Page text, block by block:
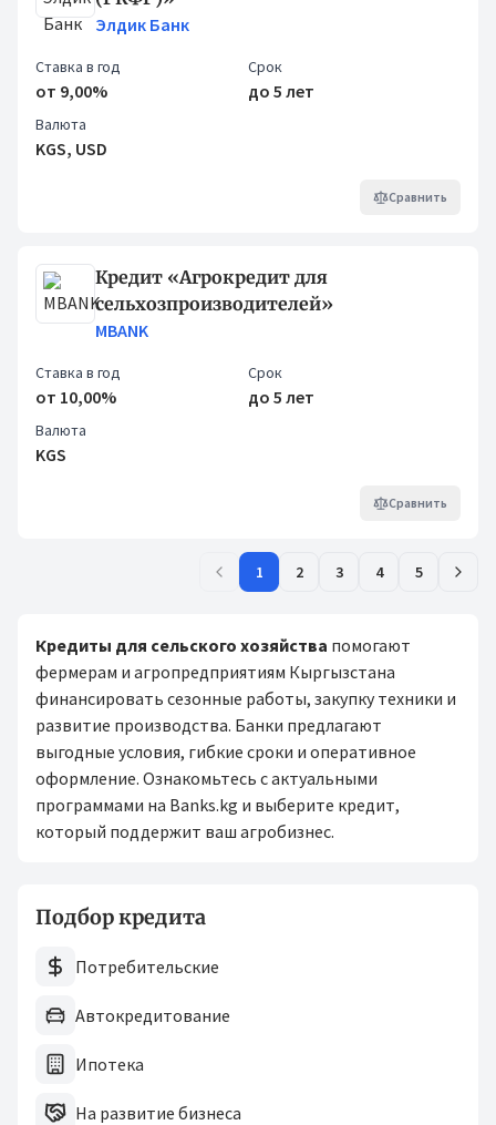
Элдик Банк
Ставка в год
от 9,00%
Срок
до 5 лет
Валюта
KGS, USD
Сравнить
Кредит «Агрокредит для
сельхозпроизводителей»
MBANK
Ставка в год
от 10,00%
Срок
до 5 лет
Валюта
KGS
Сравнить
1 2 3 4 5
Кредиты для сельского хозяйства помогают
фермерам и агропредприятиям Кыргызстана
финансировать сезонные работы, закупку техники и
развитие производства. Банки предлагают
выгодные условия, гибкие сроки и оперативное
оформление. Ознакомьтесь с актуальными
программами на Banks.kg и выберите кредит,
который поддержит ваш агробизнес.
Подбор кредита
Потребительские
Автокредитование
Ипотека
На развитие бизнеса